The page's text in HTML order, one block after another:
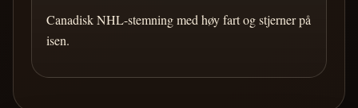
Canadisk NHL-stemning med høy fart og stjerner på
isen.